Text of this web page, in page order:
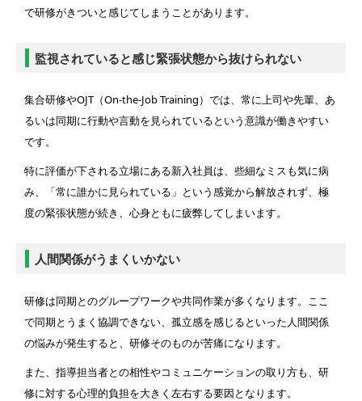
で研修がきついと感じてしまうことがあります。
監視されていると感じ緊張状態から抜けられない
集合研修やOJT（On-the-Job Training）では、常に上司や先輩、あ
るいは同期に行動や言動を見られているという意識が働きやすい
です。
特に評価が下される立場にある新入社員は、些細なミスも気に病
み、「常に誰かに見られている」という感覚から解放されず、極
度の緊張状態が続き、心身ともに疲弊してしまいます。
人間関係がうまくいかない
研修は同期とのグループワークや共同作業が多くなります。ここ
で同期とうまく協調できない、孤立感を感じるといった人間関係
の悩みが発生すると、研修そのものが苦痛になります。
また、指導担当者との相性やコミュニケーションの取り方も、研
修に対する心理的負担を大きく左右する要因となります。